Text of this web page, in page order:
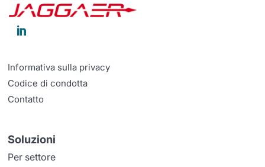

Informativa sulla privacy
Codice di condotta
Contatto
Soluzioni
Per settore